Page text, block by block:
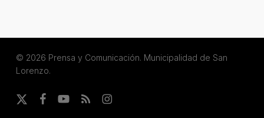
© 2026 Prensa y Comunicación. Municipalidad de San
Lorenzo.
x-
facebookyoutube
RSS instagram